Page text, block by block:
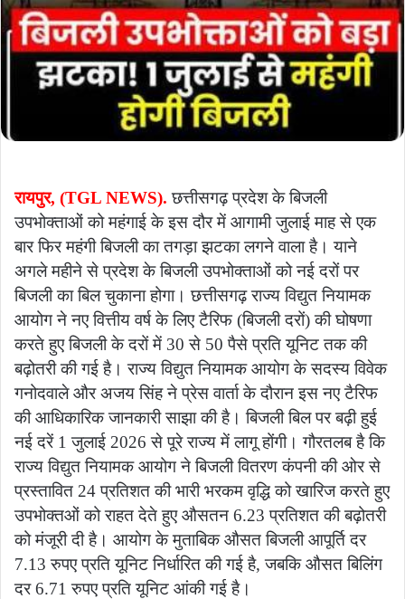
रायपुर, (TGL NEWS). छत्तीसगढ़ प्रदेश के बिजली
उपभोक्ताओं को महंगाई के इस दौर में आगामी जुलाई माह से एक
बार फिर महंगी बिजली का तगड़ा झटका लगने वाला है। याने
अगले महीने से प्रदेश के बिजली उपभोक्ताओं को नई दरों पर
बिजली का बिल चुकाना होगा। छत्तीसगढ़ राज्य विद्युत नियामक
आयोग ने नए वित्तीय वर्ष के लिए टैरिफ (बिजली दरों) की घोषणा
करते हुए बिजली के दरों में 30 से 50 पैसे प्रति यूनिट तक की
बढ़ोतरी की गई है। राज्य विद्युत नियामक आयोग के सदस्य विवेक
गनोदवाले और अजय सिंह ने प्रेस वार्ता के दौरान इस नए टैरिफ
की आधिकारिक जानकारी साझा की है। बिजली बिल पर बढ़ी हुई
नई दरें 1 जुलाई 2026 से पूरे राज्य में लागू होंगी। गौरतलब है कि
राज्य विद्युत नियामक आयोग ने बिजली वितरण कंपनी की ओर से
प्रस्तावित 24 प्रतिशत की भारी भरकम वृद्धि को खारिज करते हुए
उपभोक्तओं को राहत देते हुए औसतन 6.23 प्रतिशत की बढ़ोतरी
को मंजूरी दी है। आयोग के मुताबिक औसत बिजली आपूर्ति दर
7.13 रुपए प्रति यूनिट निर्धारित की गई है, जबकि औसत बिलिंग
दर 6.71 रुपए प्रति यूनिट आंकी गई है।